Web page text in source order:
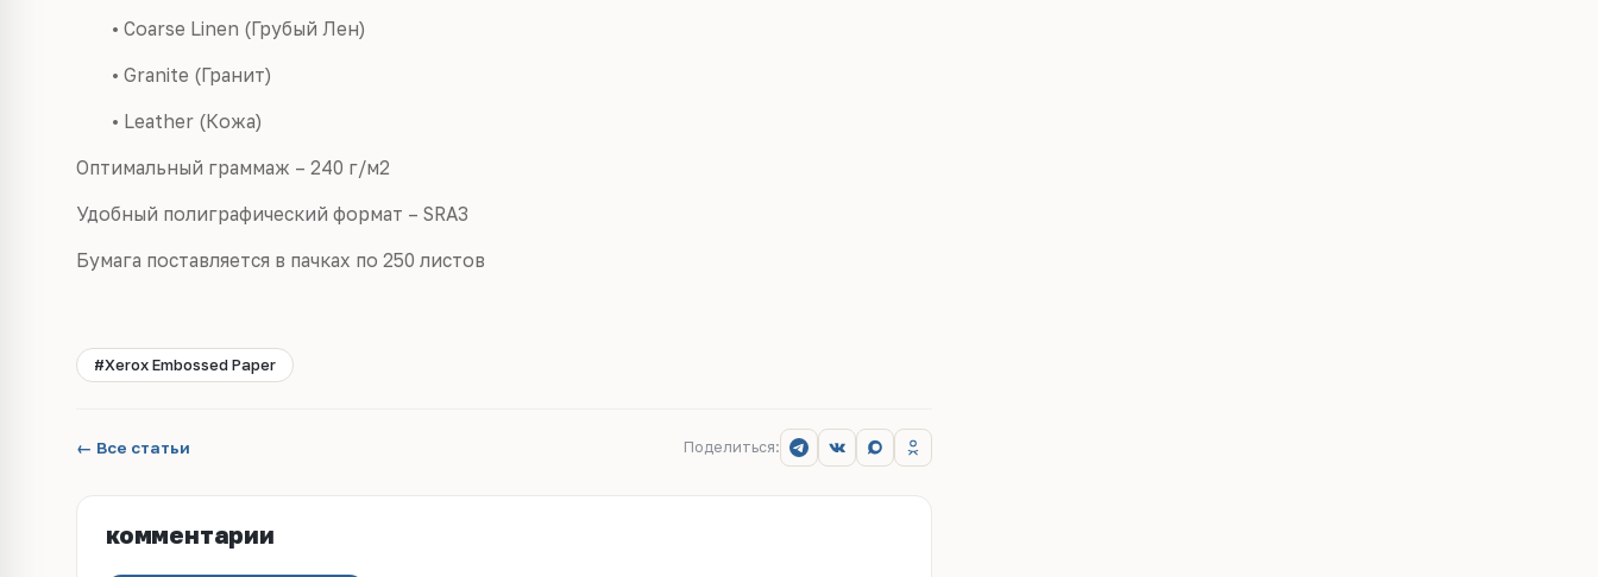
• Coarse Linen (Грубый Лен)
• Granite (Гранит)
• Leather (Кожа)
Оптимальный граммаж – 240 г/м2
Удобный полиграфический формат – SRA3
Бумага поставляется в пачках по 250 листов
#Xerox Embossed Paper
← Все статьи Поделиться:
комментарии